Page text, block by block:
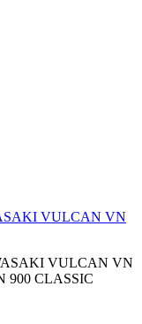
VULCAN VN
VULCAN VN
900 CLASSIC